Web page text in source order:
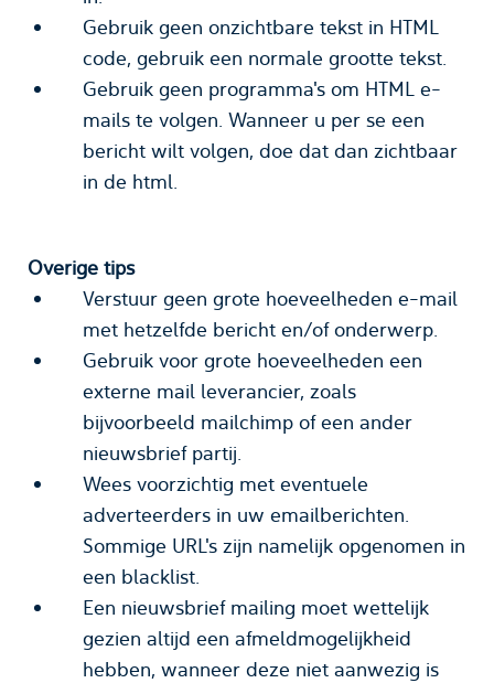
Gebruik geen onzichtbare tekst in HTML
code, gebruik een normale grootte tekst.
Gebruik geen programma's om HTML e-
mails te volgen. Wanneer u per se een
bericht wilt volgen, doe dat dan zichtbaar
in de html.
Overige tips
Verstuur geen grote hoeveelheden e-mail
met hetzelfde bericht en/of onderwerp.
Gebruik voor grote hoeveelheden een
externe mail leverancier, zoals
bijvoorbeeld mailchimp of een ander
nieuwsbrief partij.
Wees voorzichtig met eventuele
adverteerders in uw emailberichten.
Sommige URL's zijn namelijk opgenomen in
een blacklist.
Een nieuwsbrief mailing moet wettelijk
gezien altijd een afmeldmogelijkheid
hebben, wanneer deze niet aanwezig is